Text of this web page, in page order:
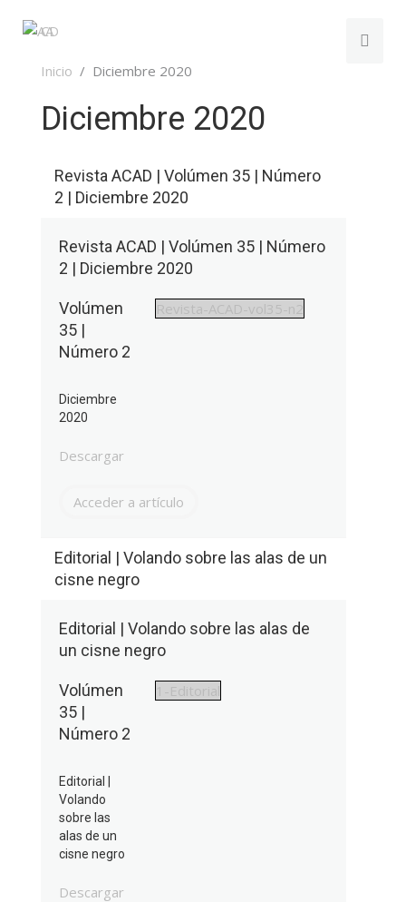
Inicio Diciembre 2020
Diciembre 2020
Revista ACAD | Volúmen 35 | Número
2 | Diciembre 2020
Revista ACAD | Volúmen 35 | Número
2 | Diciembre 2020
Volúmen
35 |
Número 2
Diciembre
2020
Descargar
Revista-ACAD-vol35-n2
Acceder a artículo
Editorial | Volando sobre las alas de un
cisne negro
Editorial | Volando sobre las alas de
un cisne negro
Volúmen
35 |
Número 2
Editorial |
Volando
sobre las
alas de un
cisne negro
Descargar
1-Editorial